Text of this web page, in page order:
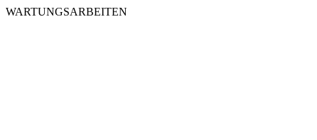
WARTUNGSARBEITEN